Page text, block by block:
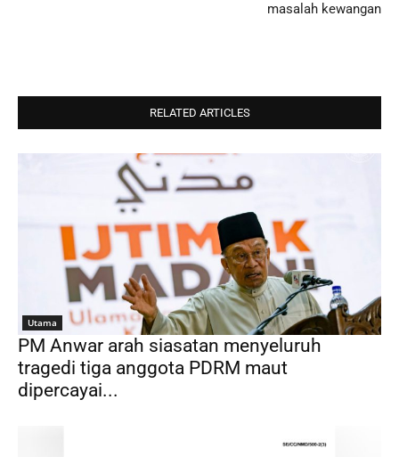
masalah kewangan
RELATED ARTICLES
Utama
PM Anwar arah siasatan menyeluruh
tragedi tiga anggota PDRM maut
dipercayai...